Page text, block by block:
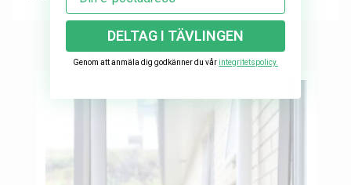
Fler populära produkter
DELTAG I TÄVLINGEN
Genom att anmäla dig godkänner du vårintegritetspolicy.